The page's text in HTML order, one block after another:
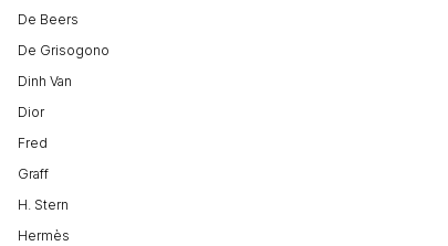
De Beers
De Grisogono
Dinh Van
Dior
Fred
Graff
H. Stern
Hermès